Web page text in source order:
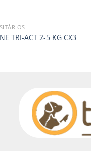
TRI-ACT 2-5 KG CX3